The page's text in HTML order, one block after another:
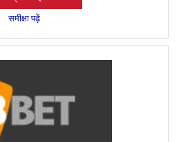
समीक्षा पढ़ें